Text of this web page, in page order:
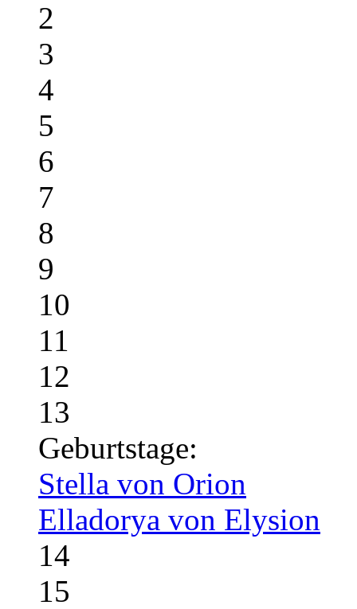
2
3
4
5
6
7
8
9
10
11
12
13
Geburtstage:
Stella von Orion
Elladorya von Elysion
14
15